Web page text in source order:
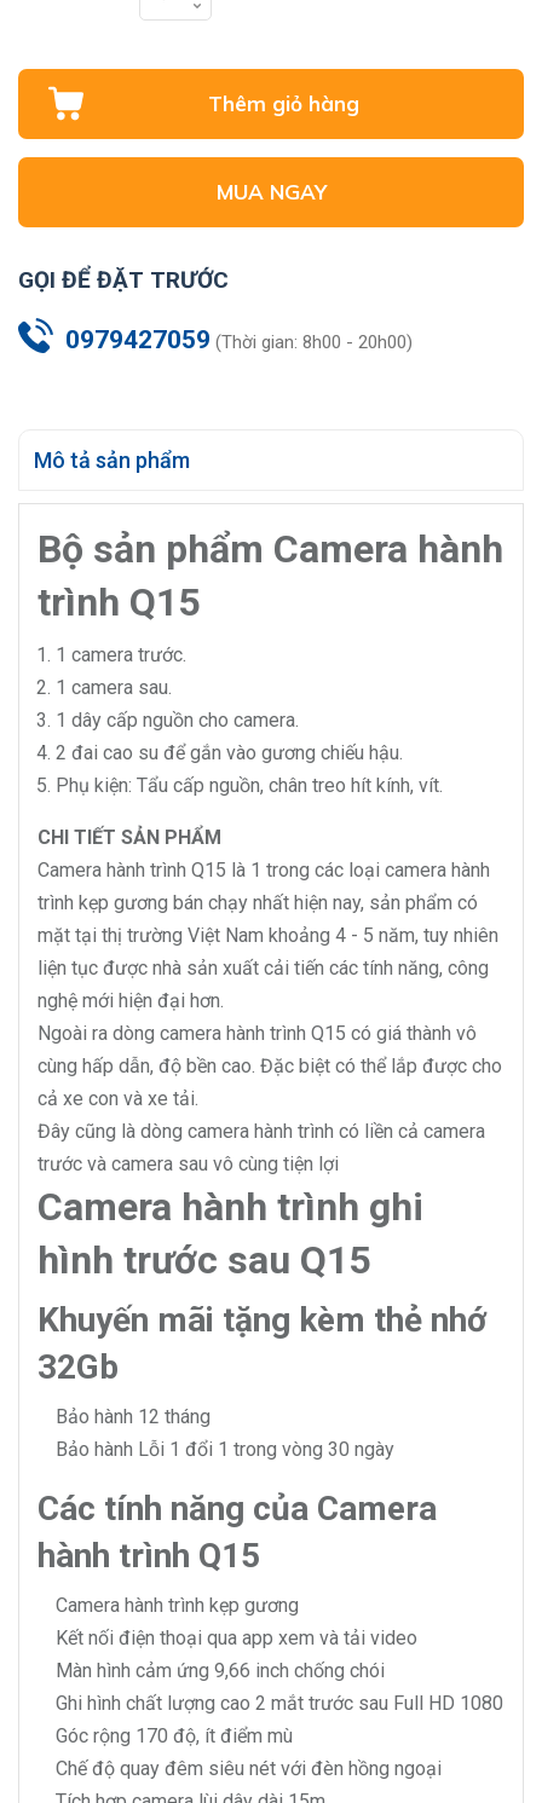
Thêm giỏ hàng
MUA NGAY
GỌI ĐỂ ĐẶT TRƯỚC
0979427059 (Thời gian: 8h00 - 20h00)
Mô tả sản phẩm
Bộ sản phẩm Camera hành
trình Q15
1 camera trước.
1 camera sau.
1 dây cấp nguồn cho camera.
2 đai cao su để gắn vào gương chiếu hậu.
Phụ kiện: Tẩu cấp nguồn, chân treo hít kính, vít.
CHI TIẾT SẢN PHẨM
Camera hành trình Q15 là 1 trong các loại camera hành
trình kẹp gương bán chạy nhất hiện nay, sản phẩm có
mặt tại thị trường Việt Nam khoảng 4 - 5 năm, tuy nhiên
liện tục được nhà sản xuất cải tiến các tính năng, công
nghệ mới hiện đại hơn.
Ngoài ra dòng camera hành trình Q15 có giá thành vô
cùng hấp dẫn, độ bền cao. Đặc biệt có thể lắp được cho
cả xe con và xe tải.
Đây cũng là dòng camera hành trình có liền cả camera
trước và camera sau vô cùng tiện lợi
Camera hành trình ghi
hình trước sau Q15
Khuyến mãi tặng kèm thẻ nhớ
32Gb
Bảo hành 12 tháng
Bảo hành Lỗi 1 đổi 1 trong vòng 30 ngày
Các tính năng của Camera
hành trình Q15
Camera hành trình kẹp gương
Kết nối điện thoại qua app xem và tải video
Màn hình cảm ứng 9,66 inch chống chói
Ghi hình chất lượng cao 2 mắt trước sau Full HD 1080
Góc rộng 170 độ, ít điểm mù
Chế độ quay đêm siêu nét với đèn hồng ngoại